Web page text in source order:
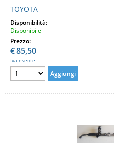
TOYOTA
Disponibilità:
Disponibile
Prezzo:
€85,50
Iva esente